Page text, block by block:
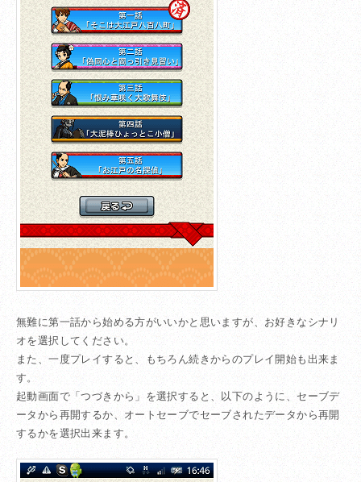
無難に第一話から始める方がいいかと思いますが、お好きなシナリ
オを選択してください。
また、一度プレイすると、もちろん続きからのプレイ開始も出来ま
す。
起動画面で「つづきから」を選択すると、以下のように、セーブデ
ータから再開するか、オートセーブでセーブされたデータから再開
するかを選択出来ます。